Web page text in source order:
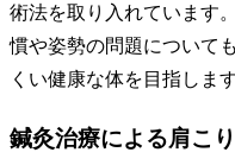
術法を取り入れています
慣や姿勢の問題について
くい健康な体を目指します
鍼灸治療による肩こ